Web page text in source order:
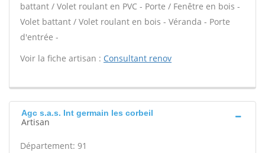
battant / Volet roulant en PVC - Porte / Fenêtre en bois -
Volet battant / Volet roulant en bois - Véranda - Porte
d'entrée -
Voir la fiche artisan : Consultant renov
Agc s.a.s. Int germain les corbeil
Artisan
Département: 91